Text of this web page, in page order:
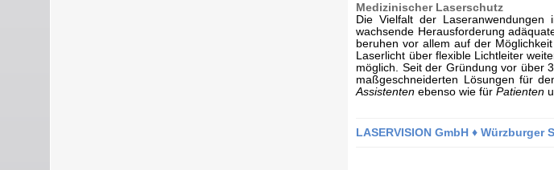
Medizinischer Laserschutz
Die Vielfalt der
wachsende Herausforderung
beruhen vor allem auf der
Laserlicht über flexible Lichtleiter
möglich. Seit der Gründung vor über
maßgeschneiderten Lösungen für
Assistenten ebenso wie fürPatienten
LASERVISION GmbH ♦